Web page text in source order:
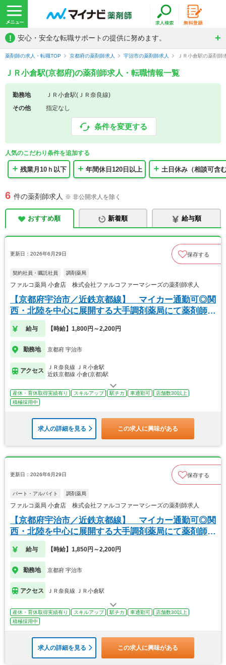
! 安心・安全な転職サポートの提供に努めます。
薬剤師の求人・転職TOP 京都府の薬剤師求人 宇治市の薬剤師求人 ＪＲ小倉駅の薬剤
ＪＲ小倉駅(京都府)の薬剤師求人・転職情報一覧
勤務地
ＪＲ小倉駅(ＪＲ奈良線)
その他
指定なし
条件を変更する
人気のこだわり条件を追加する
残業月10ｈ以下 年間休日120日以上 土日休み（相談可含
6 件の薬剤師求人 ※ 非公開求人を除く
おすすめ順 新着順 給与順
更新日：2026年6月29日 保存する
契約社員・嘱託社員 調剤薬局
ファルコ薬局 小倉店 株式会社ファルコファーマシーズの薬剤師求人
【京都府宇治市／近鉄京都線】 マイカー通勤可◎関
西・北陸を中心に展開する大手調剤薬局にて薬剤師の
募集
給与 【時給】1,800円～2,200円
勤務地 京都府 宇治市
アクセス
ＪＲ奈良線 ＪＲ小倉駅
近鉄京都線 小倉(京都)駅
産休・育休取得実績有り スキルアップ 駅チカ 車通勤可
店舗数30以上
積極採用中
求人の詳細を見る この求人に興味がある
更新日：2026年6月29日 保存する
パート・アルバイト 調剤薬局
ファルコ薬局 小倉店 株式会社ファルコファーマシーズの薬剤師求人
【京都府宇治市／近鉄京都線】 マイカー通勤可◎関
西・北陸を中心に展開する大手調剤薬局にて薬剤師の
募集
給与 【時給】1,850円～2,200円
勤務地 京都府 宇治市
アクセス ＪＲ奈良線 ＪＲ小倉駅
産休・育休取得実績有り スキルアップ 駅チカ 車通勤可
店舗数30以上
積極採用中
求人の詳細を見る この求人に興味がある